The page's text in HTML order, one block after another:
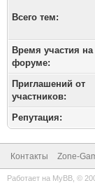
Всего тем:
Время участия на
форуме:
Приглашений от
участников:
Репутация:
Контакты Zone-
Работает на MyBB , ©